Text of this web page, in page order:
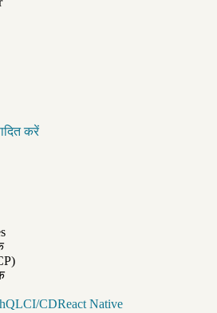
करें
CI/CDReact Native